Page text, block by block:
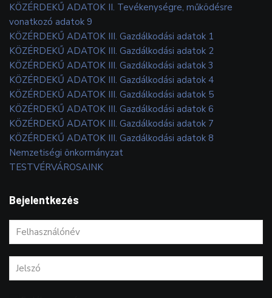
KÖZÉRDEKŰ ADATOK II. Tevékenységre, működésre
vonatkozó adatok 9
KÖZÉRDEKŰ ADATOK III. Gazdálkodási adatok 1
KÖZÉRDEKŰ ADATOK III. Gazdálkodási adatok 2
KÖZÉRDEKŰ ADATOK III. Gazdálkodási adatok 3
KÖZÉRDEKŰ ADATOK III. Gazdálkodási adatok 4
KÖZÉRDEKŰ ADATOK III. Gazdálkodási adatok 5
KÖZÉRDEKŰ ADATOK III. Gazdálkodási adatok 6
KÖZÉRDEKŰ ADATOK III. Gazdálkodási adatok 7
KÖZÉRDEKŰ ADATOK III. Gazdálkodási adatok 8
Nemzetiségi önkormányzat
TESTVÉRVÁROSAINK
Bejelentkezés